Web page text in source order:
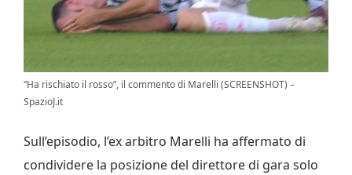
“Ha rischiato il rosso”, il commento di Marelli (SCREENSHOT) –
SpazioJ.it
Sull’episodio, l’ex arbitro Marelli ha affermato di
condividere la posizione del direttore di gara solo